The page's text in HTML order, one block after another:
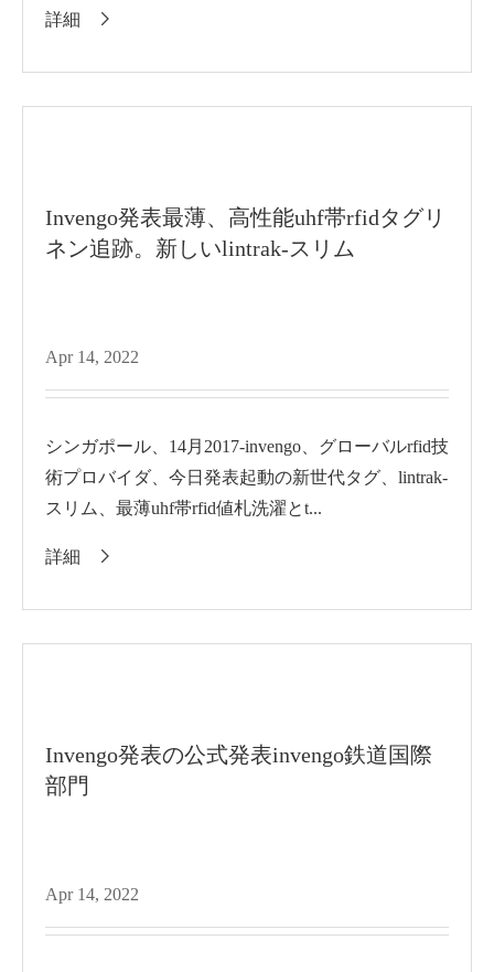
詳細

Invengo発表最薄、高性能uhf帯rfidタグリ
ネン追跡。新しいlintrak-スリム
Apr 14, 2022
シンガポール、14月2017-invengo、グローバルrfid技
術プロバイダ、今日発表起動の新世代タグ、lintrak-
スリム、最薄uhf帯rfid値札洗濯とt...
詳細 
Invengo発表の公式発表invengo鉄道国際
部門
Apr 14, 2022